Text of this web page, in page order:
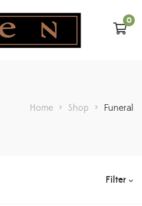
0
Home > Shop > Funeral
Filter